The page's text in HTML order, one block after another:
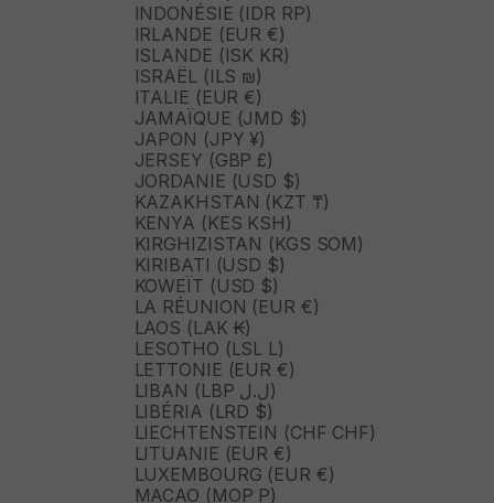
INDONÉSIE (IDR RP)
IRLANDE (EUR €)
ISLANDE (ISK KR)
ISRAËL (ILS ₪)
ITALIE (EUR €)
JAMAÏQUE (JMD $)
JAPON (JPY ¥)
JERSEY (GBP £)
JORDANIE (USD $)
KAZAKHSTAN (KZT ₸)
KENYA (KES KSH)
KIRGHIZISTAN (KGS SOM)
KIRIBATI (USD $)
KOWEÏT (USD $)
LA RÉUNION (EUR €)
LAOS (LAK ₭)
LESOTHO (LSL L)
LETTONIE (EUR €)
LIBAN (LBP ل.ل)
LIBÉRIA (LRD $)
LIECHTENSTEIN (CHF CHF)
LITUANIE (EUR €)
LUXEMBOURG (EUR €)
MACAO (MOP P)